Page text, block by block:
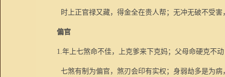
时上正官禄又藏，得金全在贵人帮；无冲无破不受
偏官
1.年上七煞命不佳，上克爹来下克妈；父母命硬克不
七煞有制为偏官，煞刃会印有实权；身弱劫多是为